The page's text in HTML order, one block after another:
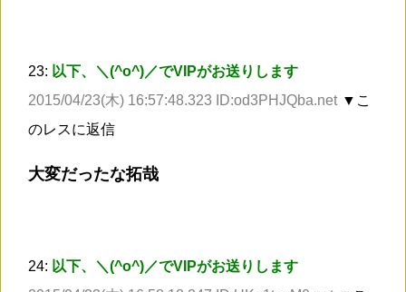
23: 以下、＼(^o^)／でVIPがお送りします
2015/04/23(木) 16:57:48.323 ID:od3PHJQba.net ▼こ
のレスに返信
大変だったな拓哉
24: 以下、＼(^o^)／でVIPがお送りします